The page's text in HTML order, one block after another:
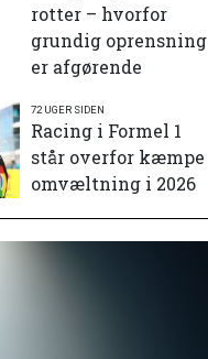
rotter – hvorfor
grundig oprensning
er afgørende
72 UGER SIDEN
Racing i Formel 1
står overfor kæmpe
omvæltning i 2026